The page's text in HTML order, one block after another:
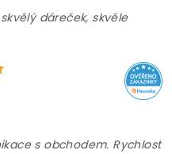
dáreček, skvěle
s obchodem. Rychlost